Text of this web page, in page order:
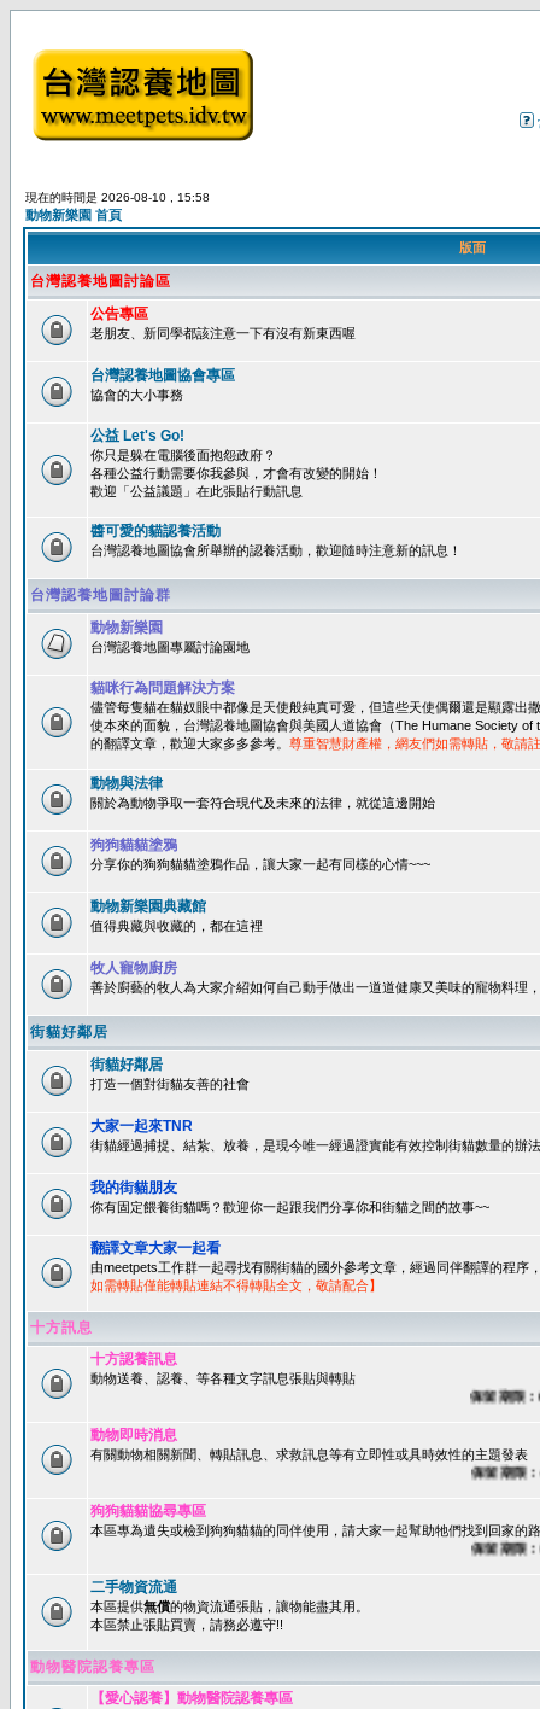
現在的時間是 2026-08-10 , 15:58
動物新樂園 首頁
版面
台灣認養地圖討論區
公告專區
老朋友、新同學都該注意一下有沒有新東西喔
台灣認養地圖協會專區
協會的大小事務
公益 Let's Go!
你只是躲在電腦後面抱怨政府？
各種公益行動需要你我參與，才會有改變的開始！
歡迎「公益議題」在此張貼行動訊息
醬可愛的貓認養活動
台灣認養地圖協會所舉辦的認養活動，歡迎隨時注意新的訊息！
台灣認養地圖討論群
動物新樂園
台灣認養地圖專屬討論園地
貓咪行為問題解決方案
儘管每隻貓在貓奴眼中都像是天使般純真可愛，但這些天使偶爾還是顯露出
使本來的面貌，台灣認養地圖協會與美國人道協會（The Humane Society
的翻譯文章，歡迎大家多多參考。 尊重智慧財產權，網友們如需轉貼，敬請
動物與法律
關於為動物爭取一套符合現代及未來的法律，就從這邊開始
狗狗貓貓塗鴉
分享你的狗狗貓貓塗鴉作品，讓大家一起有同樣的心情~~~
動物新樂園典藏館
值得典藏與收藏的，都在這裡
牧人寵物廚房
善於廚藝的牧人為大家介紹如何自己動手做出一道道健康又美味的寵物料理
街貓好鄰居
街貓好鄰居
打造一個對街貓友善的社會
大家一起來TNR
街貓經過捕捉、結紮、放養，是現今唯一經過證實能有效控制街貓數量的辦
我的街貓朋友
你有固定餵養街貓嗎？歡迎你一起跟我們分享你和街貓之間的故事~~
翻譯文章大家一起看
由meetpets工作群一起尋找有關街貓的國外參考文章，經過同伴翻譯的程序
如需轉貼僅能轉貼連結不得轉貼全文，敬請配合】
十方訊息
十方認養訊息
動物送養、認養、等各種文字訊息張貼與轉貼
保留期限：60
動物即時消息
有關動物相關新聞、轉貼訊息、求救訊息等有立即性或具時效性的主題發表
保留期限：45
狗狗貓貓協尋專區
本區專為遺失或檢到狗狗貓貓的同伴使用，請大家一起幫助牠們找到回家的
保留期限：60
二手物資流通
本區提供無償的物資流通張貼，讓物能盡其用。
本區禁止張貼買賣，請務必遵守!!
動物醫院認養專區
【愛心認養】動物醫院認養專區